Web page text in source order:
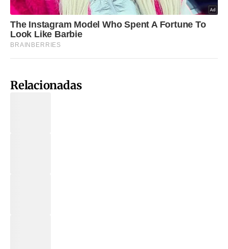
Relacionadas